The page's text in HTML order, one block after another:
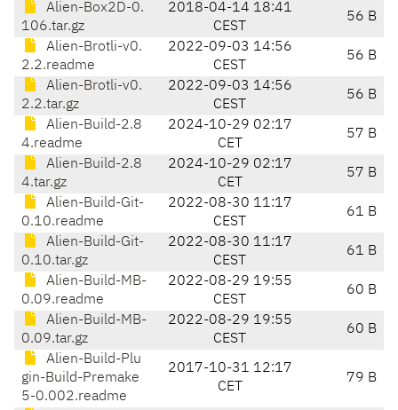
Alien-Box2D-0.
106.tar.gz
2018-04-14 18:41
CEST
56 B
Alien-Brotli-v0.
2.2.readme
2022-09-03 14:56
CEST
56 B
Alien-Brotli-v0.
2.2.tar.gz
2022-09-03 14:56
CEST
56 B
Alien-Build-2.8
4.readme
2024-10-29 02:17
CET
57 B
Alien-Build-2.8
4.tar.gz
2024-10-29 02:17
CET
57 B
Alien-Build-Git-
0.10.readme
2022-08-30 11:17
CEST
61 B
Alien-Build-Git-
0.10.tar.gz
2022-08-30 11:17
CEST
61 B
Alien-Build-MB-
0.09.readme
2022-08-29 19:55
CEST
60 B
Alien-Build-MB-
0.09.tar.gz
2022-08-29 19:55
CEST
60 B
Alien-Build-Plu
gin-Build-Premake
5-0.002.readme
2017-10-31 12:17
CET
79 B